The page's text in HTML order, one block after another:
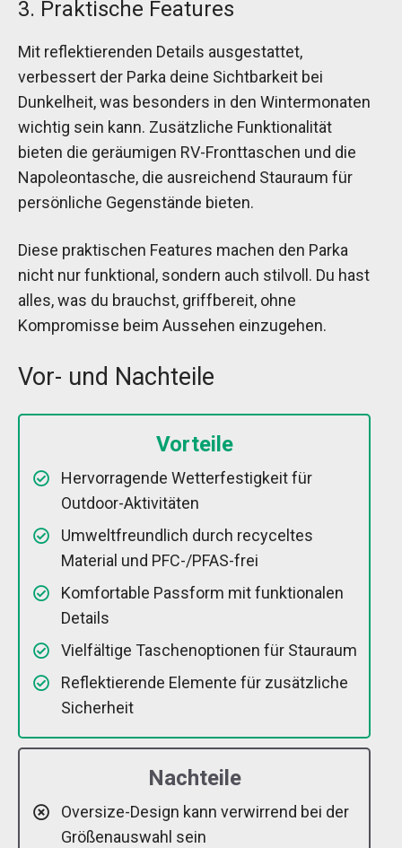
3. Praktische Features
Mit reflektierenden Details ausgestattet,
verbessert der Parka deine Sichtbarkeit bei
Dunkelheit, was besonders in den Wintermonaten
wichtig sein kann. Zusätzliche Funktionalität
bieten die geräumigen RV-Fronttaschen und die
Napoleontasche, die ausreichend Stauraum für
persönliche Gegenstände bieten.
Diese praktischen Features machen den Parka
nicht nur funktional, sondern auch stilvoll. Du hast
alles, was du brauchst, griffbereit, ohne
Kompromisse beim Aussehen einzugehen.
Vor- und Nachteile
Vorteile
Hervorragende Wetterfestigkeit für
Outdoor-Aktivitäten
Umweltfreundlich durch recyceltes
Material und PFC-/PFAS-frei
Komfortable Passform mit funktionalen
Details
Vielfältige Taschenoptionen für Stauraum
Reflektierende Elemente für zusätzliche
Sicherheit
Nachteile
Oversize-Design kann verwirrend bei der
Größenauswahl sein